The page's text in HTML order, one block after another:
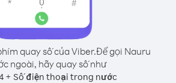
quay số của Viber.Để gọi Nauru
ngoài, hãy quay số như
+ Số điện thoại trong nước